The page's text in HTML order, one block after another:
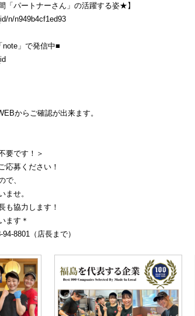
「パートナーさん」の活躍する姿★】
n/n949b4cf1ed93
」で発信中■
からご確認が出来ます。
要です！＞
応募ください！
で、
ませ。
も協力します！
ます＊
8801（店長まで）